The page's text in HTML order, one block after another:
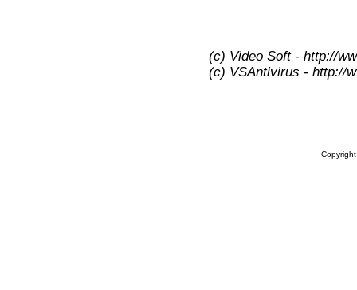
(c) Video Soft - http://
(c) VSAntivirus - http://